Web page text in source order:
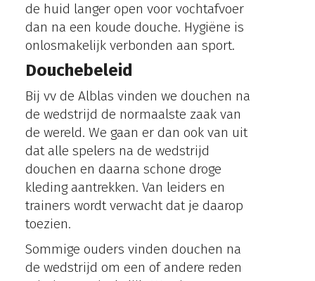
de huid langer open voor vochtafvoer
dan na een koude douche. Hygiëne is
onlosmakelijk verbonden aan sport.
Douchebeleid
Bij vv de Alblas vinden we douchen na
de wedstrijd de normaalste zaak van
de wereld. We gaan er dan ook van uit
dat alle spelers na de wedstrijd
douchen en daarna schone droge
kleding aantrekken. Van leiders en
trainers wordt verwacht dat je daarop
toezien.
Sommige ouders vinden douchen na
de wedstrijd om een of andere reden